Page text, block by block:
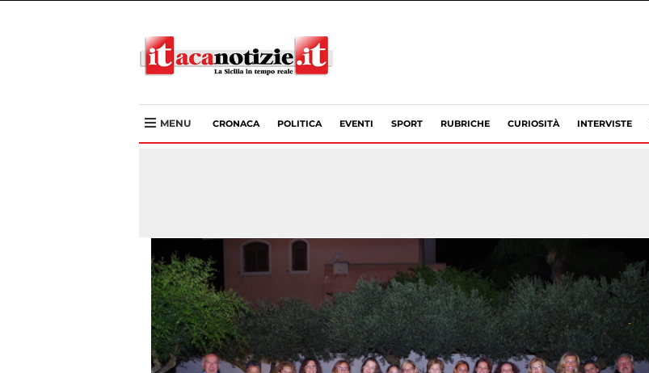
MENU CRONACA POLITICA EVENTI SPORT RUBRICHE CURIOSITÀ INTERVISTE